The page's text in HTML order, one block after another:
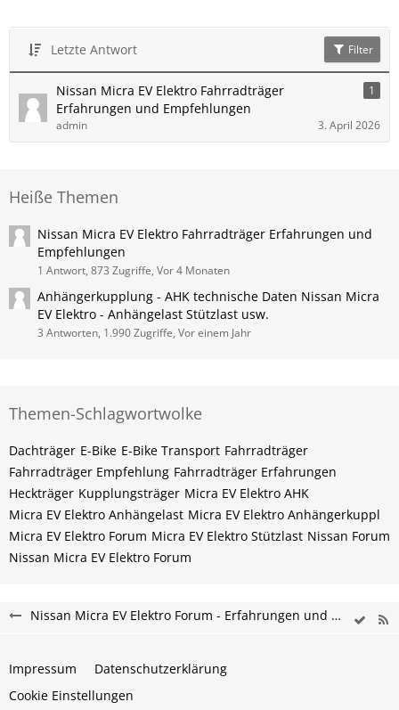
Letzte Antwort Filter
Nissan Micra EV Elektro Fahrradträger
Erfahrungen und Empfehlungen
1
admin 3. April 2026
Heiße Themen
Nissan Micra EV Elektro Fahrradträger Erfahrungen und
Empfehlungen
1 Antwort, 873 Zugriffe, Vor 4 Monaten
Anhängerkupplung - AHK technische Daten Nissan Micra
EV Elektro - Anhängelast Stützlast usw.
3 Antworten, 1.990 Zugriffe, Vor einem Jahr
Themen-Schlagwortwolke
Dachträger E-Bike E-Bike Transport Fahrradträger
Fahrradträger Empfehlung Fahrradträger Erfahrungen
Heckträger Kupplungsträger Micra EV Elektro AHK
Micra EV Elektro Anhängelast Micra EV Elektro Anhängerkuppl
Micra EV Elektro Forum Micra EV Elektro Stützlast Nissan Forum
Nissan Micra EV Elektro Forum
Nissan Micra EV Elektro Forum - Erfahrungen und Probleme
Impressum
Datenschutzerklärung
Cookie Einstellungen